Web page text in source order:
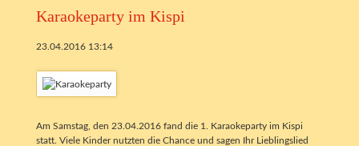
Karaokeparty im Kispi
23.04.2016 13:14
Am Samstag, den 23.04.2016 fand die 1. Karaokeparty im Kispi
statt. Viele Kinder nutzten die Chance und sagen Ihr Lieblingslied